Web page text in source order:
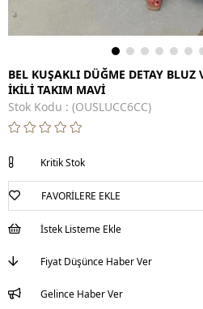
BEL KUŞAKLI DÜĞME DETAY BLUZ
İKİLİ TAKIM MAVİ
Stok Kodu
(OUSLUCC6CC)
Kritik Stok
FAVORILERE EKLE
İstek Listeme Ekle
Fiyat Düşünce Haber Ver
Gelince Haber Ver